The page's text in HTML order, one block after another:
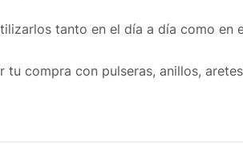
tanto en el día a día como en
tu compra con pulseras, anillos,